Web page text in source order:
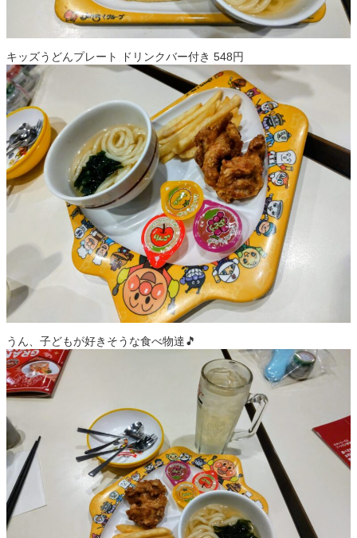
キッズうどんプレート ドリンクバー付き 548円
うん、子どもが好きそうな食べ物達🎵